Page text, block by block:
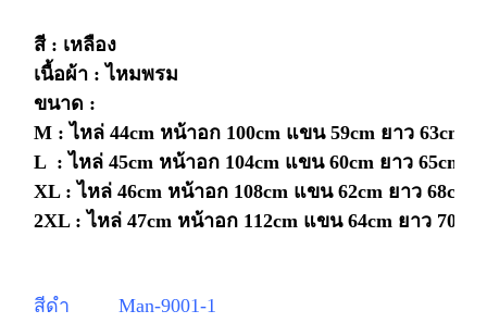
สี : เหลือง
เนื้อผ้า : ไหมพรม
ขนาด :
M : ไหล่ 44cm หน้าอก 100cm แขน 59cm ยาว 63cm
L : ไหล่ 45cm หน้าอก 104cm แขน 60cm ยาว 65cm
XL : ไหล่ 46cm หน้าอก 108cm แขน 62cm ยาว 68cm
2XL : ไหล่ 47cm หน้าอก 112cm แขน 64cm ยาว 70cm
สีดำ Man-9001-1